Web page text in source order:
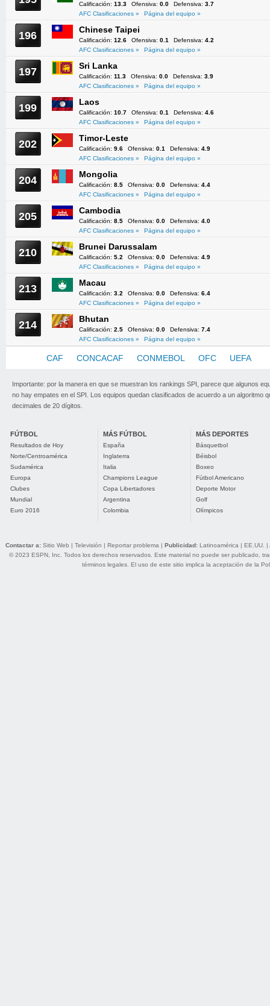
Calificación: 13.3 Ofensiva: 0.0 Defensiva: 3.7
AFC Clasificaciones »
Página del equipo »
196 Chinese Taipei
Calificación: 12.6 Ofensiva: 0.1 Defensiva: 4.2
AFC Clasificaciones »
Página del equipo »
197 Sri Lanka
Calificación: 11.3 Ofensiva: 0.0 Defensiva: 3.9
AFC Clasificaciones »
Página del equipo »
199 Laos
Calificación: 10.7 Ofensiva: 0.1 Defensiva: 4.6
AFC Clasificaciones »
Página del equipo »
202 Timor-Leste
Calificación: 9.6 Ofensiva: 0.1 Defensiva: 4.9
AFC Clasificaciones »
Página del equipo »
204 Mongolia
Calificación: 8.5 Ofensiva: 0.0 Defensiva: 4.4
AFC Clasificaciones »
Página del equipo »
205 Cambodia
Calificación: 8.5 Ofensiva: 0.0 Defensiva: 4.0
AFC Clasificaciones »
Página del equipo »
210 Brunei Darussalam
Calificación: 5.2 Ofensiva: 0.0 Defensiva: 4.9
AFC Clasificaciones »
Página del equipo »
213 Macau
Calificación: 3.2 Ofensiva: 0.0 Defensiva: 6.4
AFC Clasificaciones »
Página del equipo »
214 Bhutan
Calificación: 2.5 Ofensiva: 0.0 Defensiva: 7.4
AFC Clasificaciones »
Página del equipo »
CAF CONCACAF CONMEBOL OFC UEFA
Importante: por la manera en que se muestran los rankings SPI, parece que algunos
no hay empates en el SPI. Los equipos quedan clasificados de acuerdo a un algoritmo
decimales de 20 dígitos.
FÚTBOL
Resultados de Hoy
Norte/Centroamérica
Sudamérica
Europa
Clubes
Mundial
Euro 2016
MÁS FÚTBOL
España
Inglaterra
Italia
Champions League
Copa Libertadores
Argentina
Colombia
MÁS DEPORTES
Básquetbol
Béisbol
Boxeo
Fútbol Americano
Deporte Motor
Golf
Olímpicos
Contactar a: Sitio Web | Televisión | Reportar problema | Publicidad: Latinoamérica | EE.UU. |
© 2023 ESPN, Inc. Todos los derechos reservados. Este material no puede ser publicado,
términos legales. El uso de este sitio implica la aceptación de la